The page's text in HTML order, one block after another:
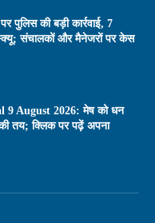
पर पुलिस की बड़ी कार्रवाई, 7
संचालकों और मैनेजरों पर केस
9 August 2026: मेष को धन
तय; क्लिक पर पढ़ें अपना